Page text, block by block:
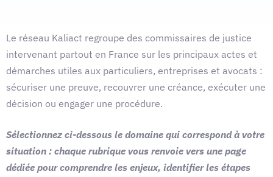
Le réseau Kaliact regroupe des commissaires de justice
intervenant partout en France sur les principaux actes et
démarches utiles aux particuliers, entreprises et avocats :
sécuriser une preuve, recouvrer une créance, exécuter une
décision ou engager une procédure.
Sélectionnez ci-dessous le domaine qui correspond à votre
situation : chaque rubrique vous renvoie vers une page
dédiée pour comprendre les enjeux, identifier les étapes